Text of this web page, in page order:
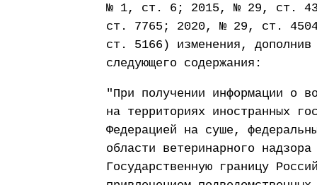
№ 1, ст. 6; 2015, № 29, ст.
ст. 7765; 2020, № 29, ст.
ст. 5166) изменения, дополнив
следующего содержания:
"При получении информации о
на территориях иностранных
Федерацией на суше,
области ветеринарного
Государственную границу